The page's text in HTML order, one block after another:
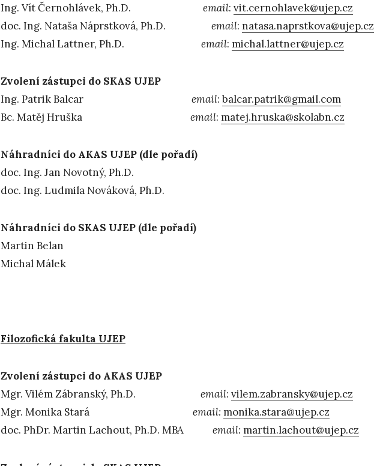
Ing. Vít Černohlávek, Ph.D. email: vit.cernohlavek@ujep.cz
doc. Ing. Nataša Náprstková, Ph.D. email: natasa.naprstkova@ujep.cz
Ing. Michal Lattner, Ph.D. email: michal.lattner@ujep.cz
Zvolení zástupci do SKAS UJEP
Ing. Patrik Balcar email:balcar.patrik@gmail.com
Bc. Matěj Hruška email: matej.hruska@skolabn.cz
Náhradníci do AKAS UJEP (dle pořadí)
doc. Ing. Jan Novotný, Ph.D.
doc. Ing. Ludmila Nováková, Ph.D.
Náhradníci do SKAS UJEP (dle pořadí)
Martin Belan
Michal Málek
Filozofická fakulta UJEP
Zvolení zástupci do AKAS UJEP
Mgr. Vilém Zábranský, Ph.D. email: vilem.zabransky@ujep.cz
Mgr. Monika Stará email: monika.stara@ujep.cz
doc. PhDr. Martin Lachout, Ph.D. MBA email: martin.lachout@ujep.cz